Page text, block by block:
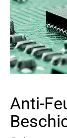
Anti-